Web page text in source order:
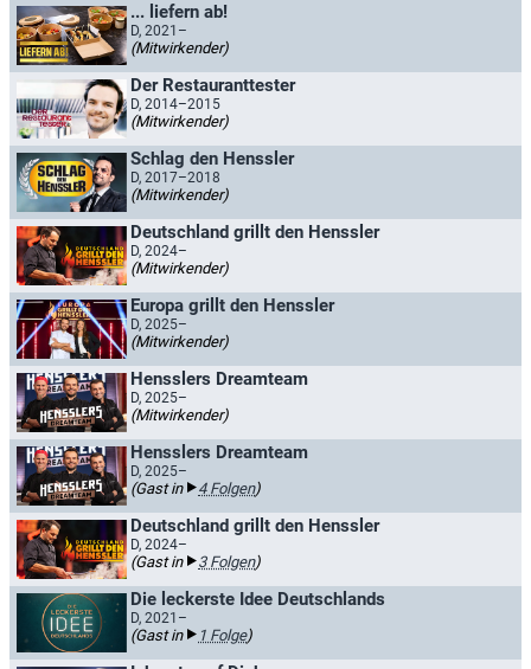
... liefern ab!
D, 2021–
(Mitwirkender)
Der Restauranttester
D, 2014–2015
(Mitwirkender)
Schlag den Henssler
D, 2017–2018
(Mitwirkender)
Deutschland grillt den Henssler
D, 2024–
(Mitwirkender)
Europa grillt den Henssler
D, 2025–
(Mitwirkender)
Hensslers Dreamteam
D, 2025–
(Mitwirkender)
Hensslers Dreamteam
D, 2025–
(Gast in 4 Folgen)
Deutschland grillt den Henssler
D, 2024–
(Gast in 3 Folgen)
Die leckerste Idee Deutschlands
D, 2021–
(Gast in 1 Folge)